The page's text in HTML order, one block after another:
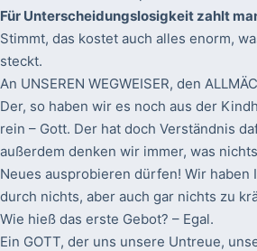
Für Unterscheidungslosigkeit zahlt
Stimmt, das kostet auch alles enorm,
steckt.
An UNSEREN WEGWEISER, den
Der, so haben wir es noch aus der
rein – Gott. Der hat doch Verständnis
außerdem denken wir immer, was
Neues ausprobieren dürfen! Wir haben
durch nichts, aber auch gar nichts zu
Wie hieß das erste Gebot? – Egal.
Ein GOTT, der uns unsere Untreue,